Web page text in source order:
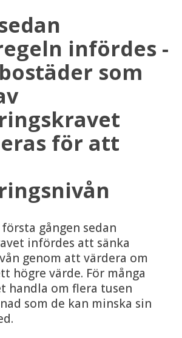
infördes -
som
för att
gången sedan
infördes att sänka
genom att värdera om
högre värde. För många
handla om flera tusen
som de kan minska sin